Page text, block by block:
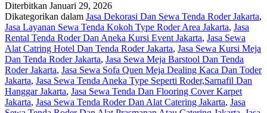
Acrylic
Kotak
Dan
Acrylic
Kaki
Stainless
Jakarta
Diterbitkan Januari 29, 2026
Dikategorikan dalam Jasa Dekorasi Dan Sewa Tenda Roder Jakarta,
Jasa Layanan Sewa Tenda Kokoh Type Roder Area Jakarta, Jasa
Rental Tenda Roder Dan Aneka Kursi Event Jakarta, Jasa Sewa
Alat Catring Hotel Dan Tenda Roder Jakarta, Jasa Sewa Kursi Meja
Dan Tenda Roder Jakarta, Jasa Sewa Meja Barstool Dan Tenda
Roder Jakarta, Jasa Sewa Sofa Quen Meja Dealing Kaca Dan Toder
Jakarta, Jasa Sewa Tenda Aneka Type Seperti Roder,Sarnafil Dan
Hanggar Jakarta, Jasa Sewa Tenda Dan Flooring Cover Karpet
Jakarta, Jasa Sewa Tenda Roder Dan Alat Catering Jakarta, Jasa